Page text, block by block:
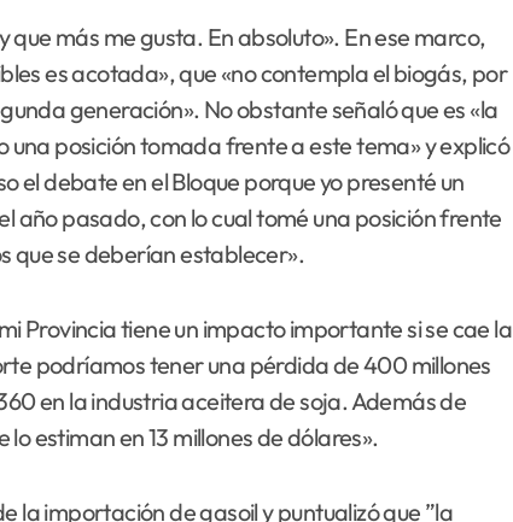
más me gusta. En absoluto». En ese marco,
es acotada», que «no contempla el biogás, por
generación». No obstante señaló que es «la
una posición tomada frente a este tema» y explicó
el debate en el Bloque porque yo presenté un
año pasado, con lo cual tomé una posición frente
que se deberían establecer».
Provincia tiene un impacto importante si se cae la
podríamos tener una pérdida de 400 millones
en la industria aceitera de soja. Además de
estiman en 13 millones de dólares».
la importación de gasoil y puntualizó que ”la